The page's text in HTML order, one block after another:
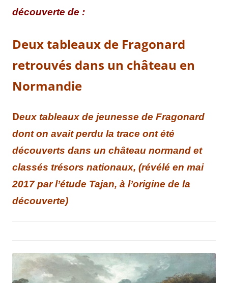
découverte de :
Deux tableaux de Fragonard
retrouvés dans un château en
Normandie
Deux tableaux de jeunesse de Fragonard
dont on avait perdu la trace ont été
découverts dans un château normand et
classés trésors nationaux, (révélé en mai
2017 par l’étude Tajan, à l’origine de la
découverte)